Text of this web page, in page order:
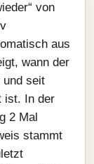
von
aus
wann der
und seit
ist. In der
2 Mal
stammt